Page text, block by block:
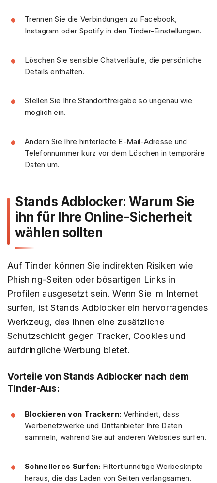
Trennen Sie die Verbindungen zu Facebook,
Instagram oder Spotify in den Tinder-Einstellungen.
Löschen Sie sensible Chatverläufe, die persönliche
Details enthalten.
Stellen Sie Ihre Standortfreigabe so ungenau wie
möglich ein.
Ändern Sie Ihre hinterlegte E-Mail-Adresse und
Telefonnummer kurz vor dem Löschen in temporäre
Daten um.
Stands Adblocker: Warum Sie
ihn für Ihre Online-Sicherheit
wählen sollten
Auf Tinder können Sie indirekten Risiken wie
Phishing-Seiten oder bösartigen Links in
Profilen ausgesetzt sein. Wenn Sie im Internet
surfen, ist Stands Adblocker ein hervorragendes
Werkzeug, das Ihnen eine zusätzliche
Schutzschicht gegen Tracker, Cookies und
aufdringliche Werbung bietet.
Vorteile von Stands Adblocker nach dem
Tinder-Aus:
Blockieren von Trackern: Verhindert, dass
Werbenetzwerke und Drittanbieter Ihre Daten
sammeln, während Sie auf anderen Websites surfen.
Schnelleres Surfen: Filtert unnötige Werbeskripte
heraus, die das Laden von Seiten verlangsamen.